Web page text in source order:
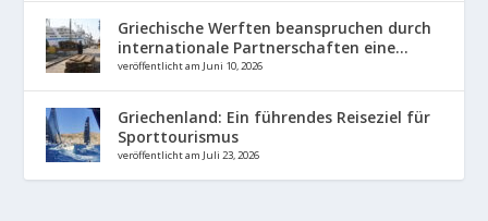
Griechische Werften beanspruchen durch
internationale Partnerschaften eine...
veröffentlicht am Juni 10, 2026
Griechenland: Ein führendes Reiseziel für
Sporttourismus
veröffentlicht am Juli 23, 2026